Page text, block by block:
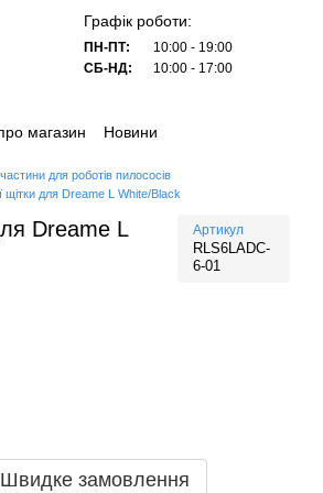
Графік роботи:
ПН-ПТ:
10:00 - 19:00
СБ-НД:
10:00 - 17:00
магазин
Новини
для роботів пилососів
щітки для Dreame L White/Black
Dreame L
Артикул
RLS6LADC-
6-01
Швидке замовлення